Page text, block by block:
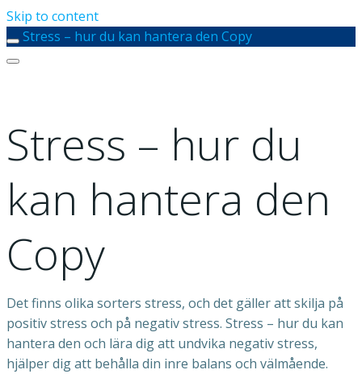
Skip to content
Stress – hur du kan hantera den Copy
Stress – hur du
kan hantera den
Copy
Det finns olika sorters stress, och det gäller att skilja på
positiv stress och på negativ stress. Stress – hur du kan
hantera den och lära dig att undvika negativ stress,
hjälper dig att behålla din inre balans och välmående.